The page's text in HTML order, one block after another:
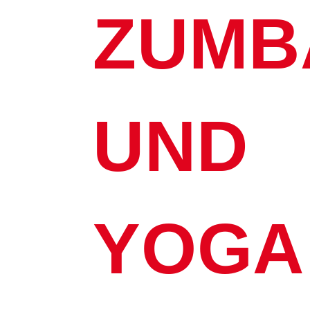
UND
YOGA